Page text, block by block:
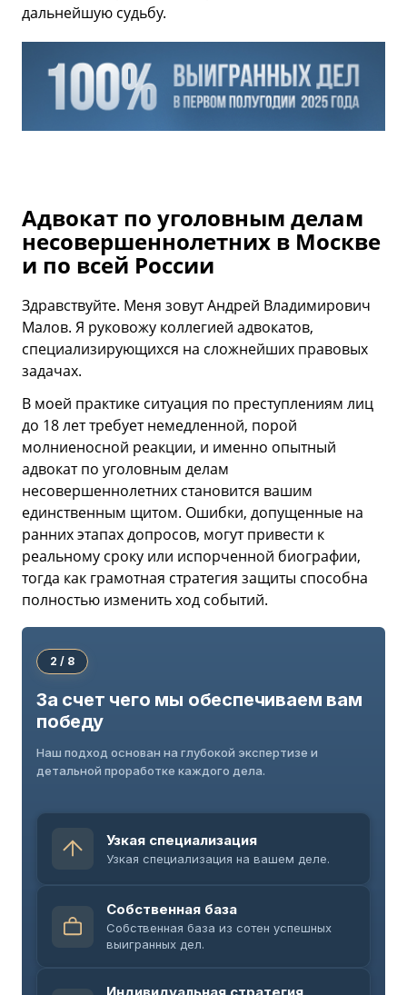
дальнейшую судьбу.
Адвокат по уголовным делам
несовершеннолетних в Москве
и по всей России
Здравствуйте. Меня зовут Андрей Владимирович
Малов. Я руковожу коллегией адвокатов,
специализирующихся на сложнейших правовых
задачах.
В моей практике ситуация по преступлениям лиц
до 18 лет требует немедленной, порой
молниеносной реакции, и именно опытный
адвокат по уголовным делам
несовершеннолетних становится вашим
единственным щитом. Ошибки, допущенные на
ранних этапах допросов, могут привести к
реальному сроку или испорченной биографии,
тогда как грамотная стратегия защиты способна
полностью изменить ход событий.
2 / 8
За счет чего мы обеспечиваем вам
победу
Наш подход основан на глубокой экспертизе и
детальной проработке каждого дела.
Узкая специализация
Узкая специализация на вашем деле.
Собственная база
Собственная база из сотен успешных
выигранных дел.